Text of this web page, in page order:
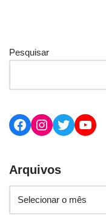
Pesquisar
Arquivos